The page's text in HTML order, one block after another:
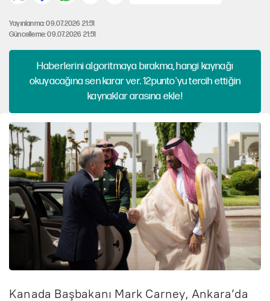
Yayınlanma: 09.07.2026 21:51
Güncelleme: 09.07.2026 21:51
Haberlerini algoritmaya bırakma, hangi kaynağı
okuyacağına sen karar ver. 12punto'yu tercih ettiğin
kaynaklar arasına ekle!
Kanada Başbakanı Mark Carney, Ankara’da